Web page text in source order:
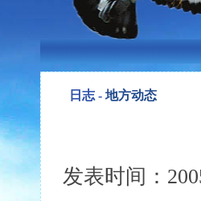
日志 - 地方动态
发表时间：